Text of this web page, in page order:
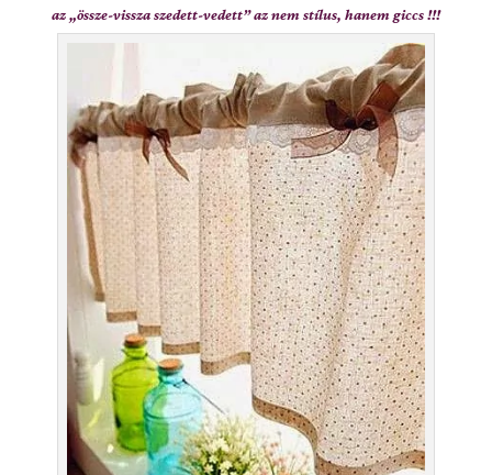
az „össze-vissza szedett-vedett” az nem stílus, hanem giccs !!!